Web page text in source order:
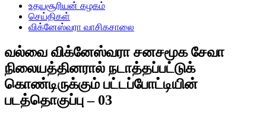
உதயசூரியன் கழகம்
செய்திகள்
விக்னேஸ்வரா வாசிகசாலை
வல்வை விக்னேஸ்வரா சனசமூக சேவா
நிலையத்தினரால் நடாத்தப்பட்டுக்
கொண்டிருக்கும் பட்டப்போட்டியின்
படத்தொகுப்பு – 03